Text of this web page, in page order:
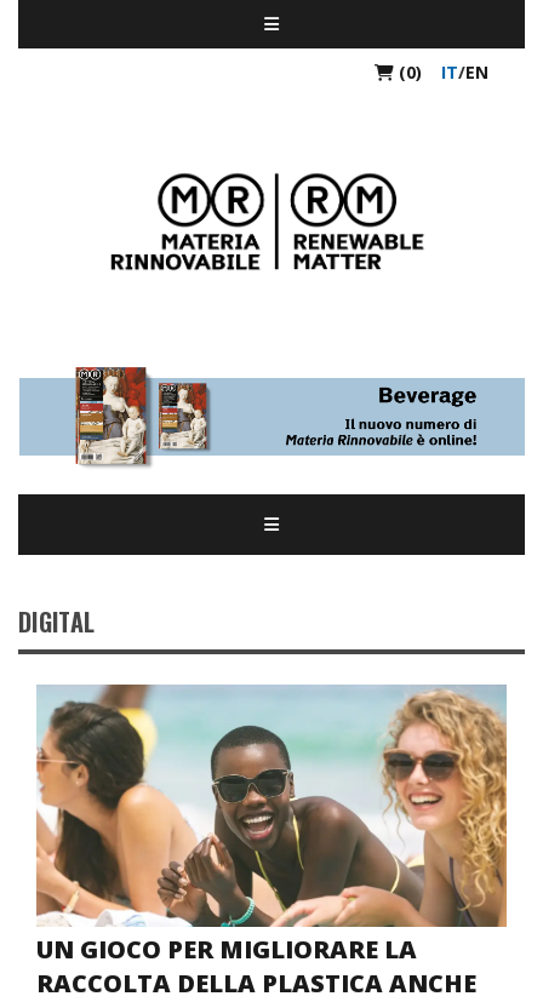
(0) IT/EN
DIGITAL
UN GIOCO PER MIGLIORARE LA
RACCOLTA DELLA PLASTICA ANCHE